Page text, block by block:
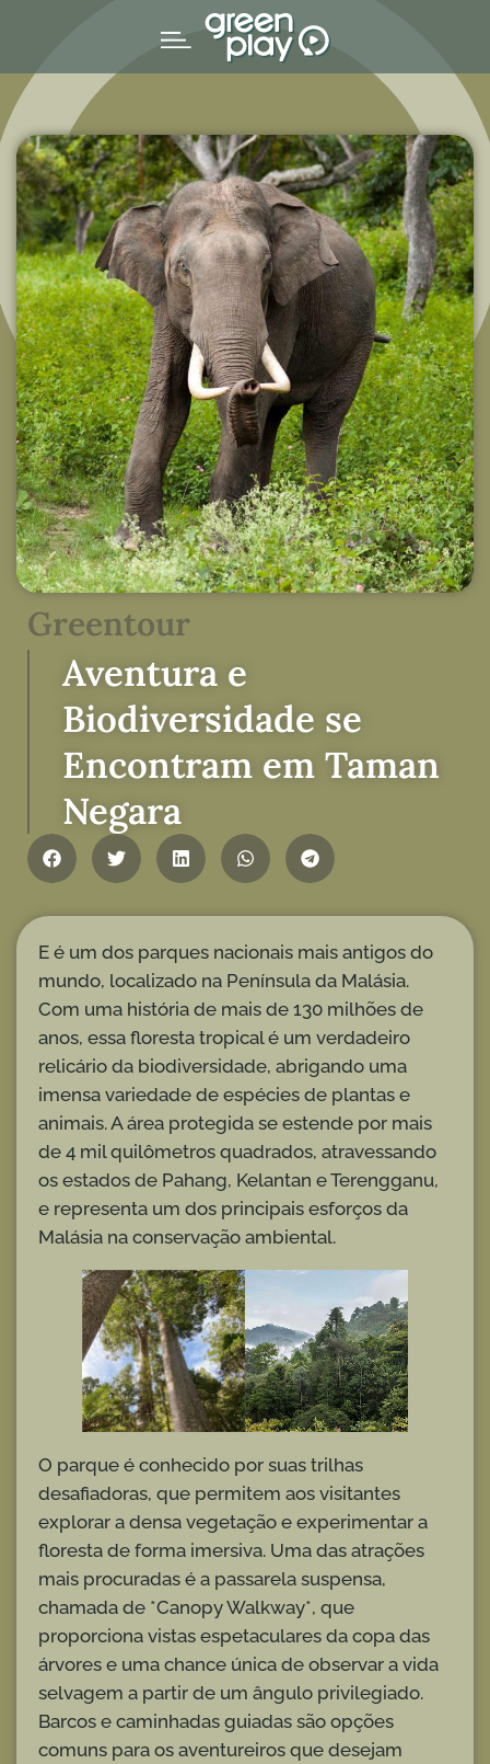
Greentour
Aventura e
Biodiversidade se
Encontram em Taman
Negara
E é um dos parques nacionais mais antigos do
mundo, localizado na Península da Malásia.
Com uma história de mais de 130 milhões de
anos, essa floresta tropical é um verdadeiro
relicário da biodiversidade, abrigando uma
imensa variedade de espécies de plantas e
animais. A área protegida se estende por mais
de 4 mil quilômetros quadrados, atravessando
os estados de Pahang, Kelantan e Terengganu,
e representa um dos principais esforços da
Malásia na conservação ambiental.
O parque é conhecido por suas trilhas
desafiadoras, que permitem aos visitantes
explorar a densa vegetação e experimentar a
floresta de forma imersiva. Uma das atrações
mais procuradas é a passarela suspensa,
chamada de *Canopy Walkway*, que
proporciona vistas espetaculares da copa das
árvores e uma chance única de observar a vida
selvagem a partir de um ângulo privilegiado.
Barcos e caminhadas guiadas são opções
comuns para os aventureiros que desejam